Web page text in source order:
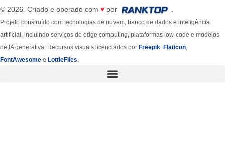
© 2026. Criado e operado com ♥ por
Projeto construído com tecnologias de nuvem, banco de dados e inteligência
artificial, incluindo serviços de edge computing, plataformas low-code e modelos
de IA generativa. Recursos visuais licenciados por Freepik, Flaticon,
FontAwesome e LottieFiles.